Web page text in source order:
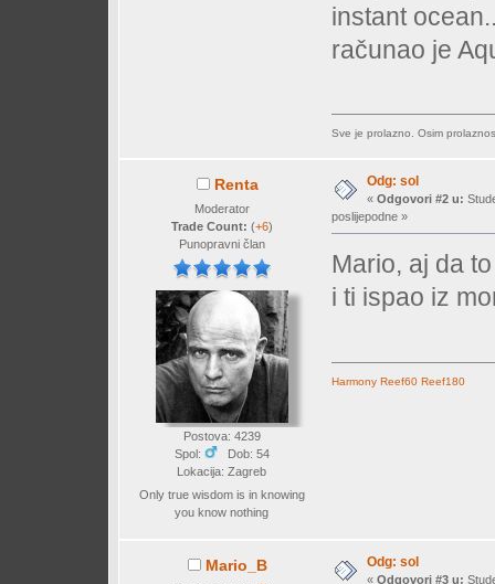
instant
računao je
Sve je prolazno. Osim
Renta
Moderator
Trade Count: (+6)
Punopravni član
Postova: 4239
Spol:
Dob: 54
Lokacija: Zagreb
Only true wisdom is in knowing
you know nothing
Odg: sol
« Odgovori #2 u:
poslijepodne »
Mario, aj da
i ti ispao iz
Harmony Reef60 Reef180
Mario_B Odg: sol
« Odgovori #3 u: